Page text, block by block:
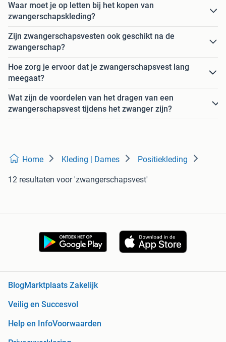
Waar moet je op letten bij het kopen van
zwangerschapskleding?
Zijn zwangerschapsvesten ook geschikt na de
zwangerschap?
Hoe zorg je ervoor dat je zwangerschapsvest lang
meegaat?
Wat zijn de voordelen van het dragen van een
zwangerschapsvest tijdens het zwanger zijn?
Home Kleding | Dames Positiekleding
12 resultaten voor 'zwangerschapsvest'
BlogMarktplaats Zakelijk
Veilig en Succesvol
Help en InfoVoorwaarden